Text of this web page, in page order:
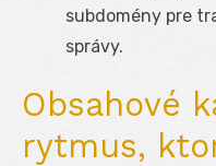
subdomény pre
správy.
Obsahové
rytmus,